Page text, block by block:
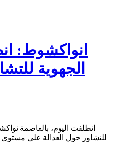
انواكشوط:
الجهوية
انطلقت اليوم، بالعاصمة
للتشاور حول العدالة على مستوى